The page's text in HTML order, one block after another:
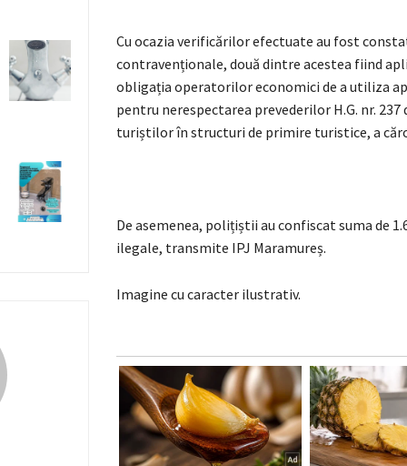
Cu ocazia verificărilor efectuate au fost
contravenționale, două dintre acestea fiind
obligația operatorilor economici de a utiliza
pentru nerespectarea prevederilor H.G. nr.
turiștilor în structuri de primire turistice, a
De asemenea, polițiștii au confiscat suma de
ilegale, transmite IPJ Maramureș.
Imagine cu caracter ilustrativ.